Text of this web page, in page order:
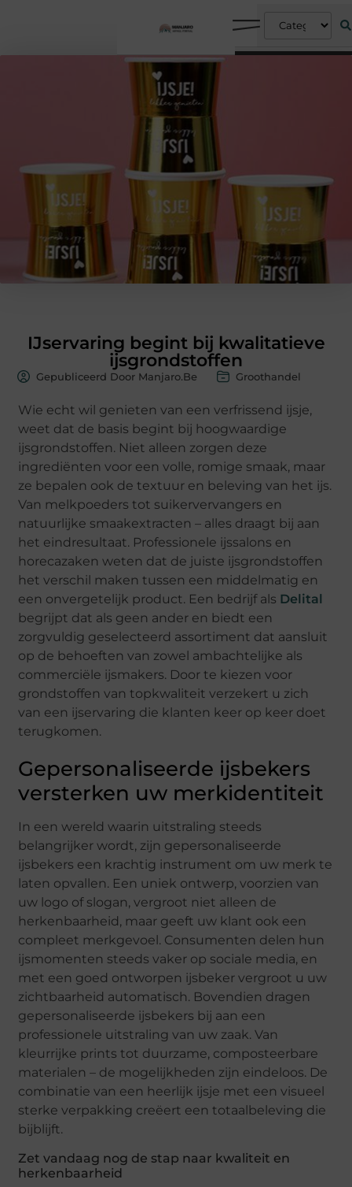
IJservaring begint bij kwalitatieve
ijsgrondstoffen
Gepubliceerd Door Manjaro.be Groothandel
Wie echt wil genieten van een verfrissend ijsje,
weet dat de basis begint bij hoogwaardige
ijsgrondstoffen. Niet alleen zorgen deze
ingrediënten voor een volle, romige smaak, maar
ze bepalen ook de textuur en beleving van het ijs.
Van melkpoeders tot suikervervangers en
natuurlijke smaakextracten – alles draagt bij aan
het eindresultaat. Professionele ijssalons en
horecazaken weten dat de juiste ijsgrondstoffen
het verschil maken tussen een middelmatig en
een onvergetelijk product. Een bedrijf als Delital
begrijpt dat als geen ander en biedt een
zorgvuldig geselecteerd assortiment dat aansluit
op de behoeften van zowel ambachtelijke als
commerciële ijsmakers. Door te kiezen voor
grondstoffen van topkwaliteit verzekert u zich
van een ijservaring die klanten keer op keer doet
terugkomen.
Gepersonaliseerde ijsbekers
versterken uw merkidentiteit
In een wereld waarin uitstraling steeds
belangrijker wordt, zijn gepersonaliseerde
ijsbekers een krachtig instrument om uw merk te
laten opvallen. Een uniek ontwerp, voorzien van
uw logo of slogan, vergroot niet alleen de
herkenbaarheid, maar geeft uw klant ook een
compleet merkgevoel. Consumenten delen hun
ijsmomenten steeds vaker op sociale media, en
met een goed ontworpen ijsbeker vergroot u uw
zichtbaarheid automatisch. Bovendien dragen
gepersonaliseerde ijsbekers bij aan een
professionele uitstraling van uw zaak. Van
kleurrijke prints tot duurzame, composteerbare
materialen – de mogelijkheden zijn eindeloos. De
combinatie van een heerlijk ijsje met een visueel
sterke verpakking creëert een totaalbeleving die
bijblijft.
Zet vandaag nog de stap naar kwaliteit en
herkenbaarheid